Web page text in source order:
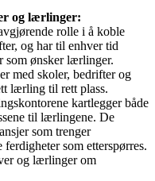
og lærlinger:
rolle i å koble
og har til enhver tid
som ønsker lærlinger.
med skoler, bedrifter og
lærling til rett plass.
kartlegger både
til lærlingene. De
som trenger
som etterspørres.
og lærlinger om